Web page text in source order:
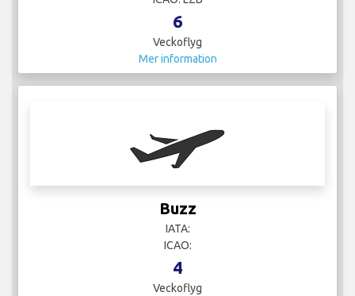
6
Veckoflyg
Mer information
Buzz
IATA:
ICAO:
4
Veckoflyg